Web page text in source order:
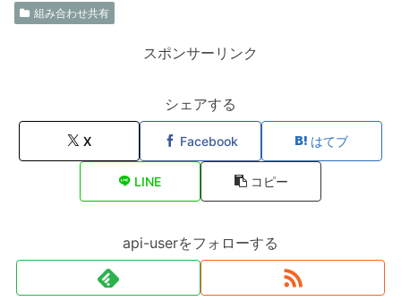
組み合わせ共有
スポンサーリンク
シェアする
X Facebook はてブ
LINE コピー
api-userをフォローする